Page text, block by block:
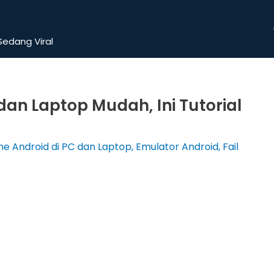
Viral
Laptop Mudah, Ini Tutorial
Android di PC dan Laptop, Emulator Android, Fail